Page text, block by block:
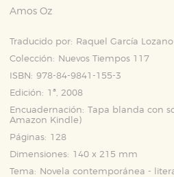
Amos Oz
Traducido por:
Raquel García Lozano
Colección:
Nuevos Tiempos 117
ISBN: 978-84-9841-155-3
Edición: 1ª, 2008
Encuadernación: Tapa blanda con
Amazon Kindle )
Páginas: 128
Dimensiones: 140 x 215 mm
Tema:
Novela contemporánea -